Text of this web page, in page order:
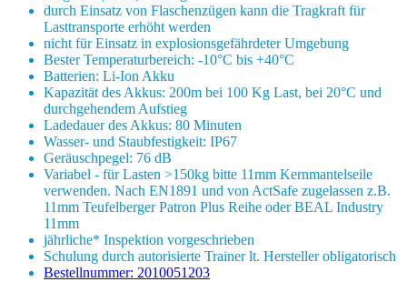
durch Einsatz von Flaschenzügen kann die Tragkraft für
Lasttransporte erhöht werden
nicht für Einsatz in explosionsgefährdeter Umgebung
Bester Temperaturbereich: -10°C bis +40°C
Batterien: Li-Ion Akku
Kapazität des Akkus: 200m bei 100 Kg Last, bei 20°C und
durchgehendem Aufstieg
Ladedauer des Akkus: 80 Minuten
Wasser- und Staubfestigkeit: IP67
Geräuschpegel: 76 dB
Variabel - für Lasten >150kg bitte 11mm Kernmantelseile
verwenden. Nach EN1891 und von ActSafe zugelassen z.B.
11mm Teufelberger Patron Plus Reihe oder BEAL Industry
11mm
jährliche* Inspektion vorgeschrieben
Schulung durch autorisierte Trainer lt. Hersteller obligatorisch
Bestellnummer: 2010051203